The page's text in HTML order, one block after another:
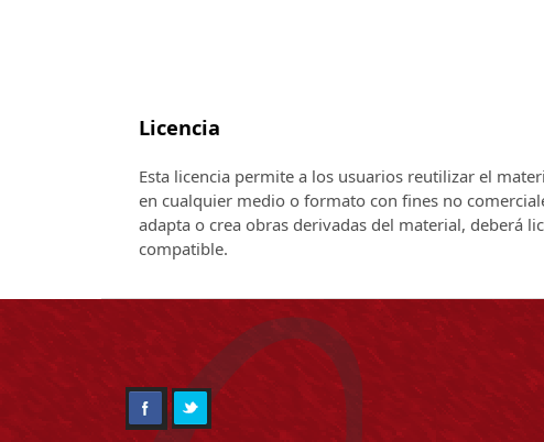
Licencia
Esta licencia permite a los usuarios reutilizar el
en cualquier medio o formato con fines no
adapta o crea obras derivadas del material, deberá
compatible.